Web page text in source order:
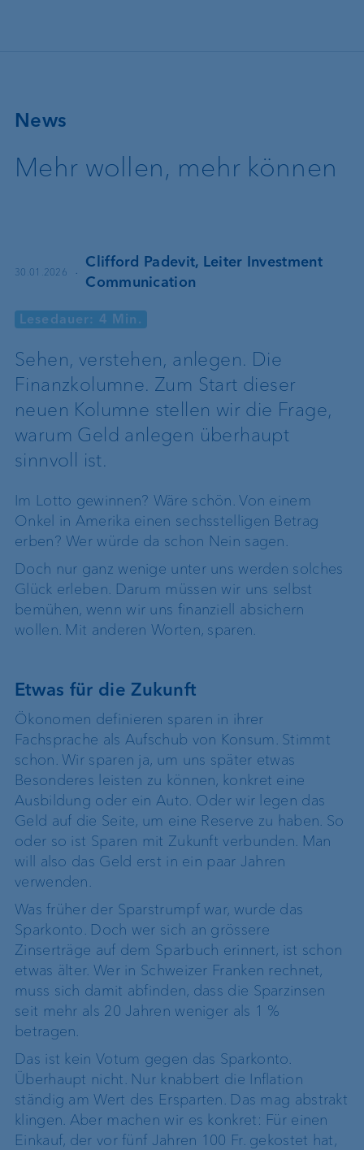
News
Mehr wollen, mehr können
30.01.2026 ·
Clifford Padevit, Leiter Investment
Communication
Lesedauer: 4 Min.
Sehen, verstehen, anlegen. Die
Finanzkolumne. Zum Start dieser
neuen Kolumne stellen wir die Frage,
warum Geld anlegen überhaupt
sinnvoll ist.
Im Lotto gewinnen? Wäre schön. Von einem
Onkel in Amerika einen sechsstelligen Betrag
erben? Wer würde da schon Nein sagen.
Doch nur ganz wenige unter uns werden solches
Glück erleben. Darum müssen wir uns selbst
bemühen, wenn wir uns finanziell absichern
wollen. Mit anderen Worten, sparen.
Etwas für die Zukunft
Ökonomen definieren sparen in ihrer
Fachsprache als Aufschub von Konsum. Stimmt
schon. Wir sparen ja, um uns später etwas
Besonderes leisten zu können, konkret eine
Ausbildung oder ein Auto. Oder wir legen das
Geld auf die Seite, um eine Reserve zu haben. So
oder so ist Sparen mit Zukunft verbunden. Man
will also das Geld erst in ein paar Jahren
verwenden.
Was früher der Sparstrumpf war, wurde das
Sparkonto. Doch wer sich an grössere
Zinserträge auf dem Sparbuch erinnert, ist schon
etwas älter. Wer in Schweizer Franken rechnet,
muss sich damit abfinden, dass die Sparzinsen
seit mehr als 20 Jahren weniger als 1 %
betragen.
Das ist kein Votum gegen das Sparkonto.
Überhaupt nicht. Nur knabbert die Inflation
ständig am Wert des Ersparten. Das mag abstrakt
klingen. Aber machen wir es konkret: Für einen
Einkauf, der vor fünf Jahren 100 Fr. gekostet hat,